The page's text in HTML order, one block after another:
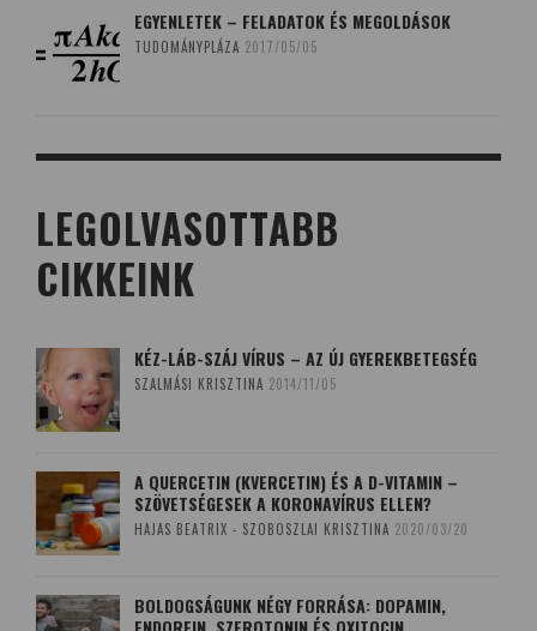
EGYENLETEK – FELADATOK ÉS MEGOLDÁSOK
TUDOMÁNYPLÁZA 2017/05/05
LEGOLVASOTTABB
CIKKEINK
KÉZ-LÁB-SZÁJ VÍRUS – AZ ÚJ GYEREKBETEGSÉG
SZALMÁSI KRISZTINA 2014/11/05
A QUERCETIN (KVERCETIN) ÉS A D-VITAMIN –
SZÖVETSÉGESEK A KORONAVÍRUS ELLEN?
HAJAS BEATRIX - SZOBOSZLAI KRISZTINA 2020/03/20
BOLDOGSÁGUNK NÉGY FORRÁSA: DOPAMIN,